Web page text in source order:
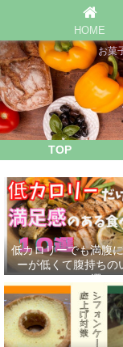
お菓
TOP
低カロリーでも満腹
ーが低くて腹持ちの
10選
HOME